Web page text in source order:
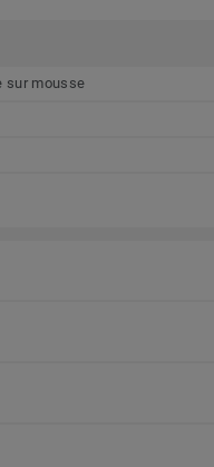
sur mousse